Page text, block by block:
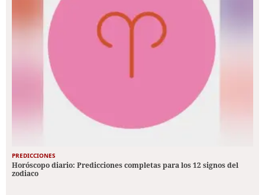
PREDICCIONES
Horóscopo diario: Predicciones completas para los 12 signos del
zodiaco